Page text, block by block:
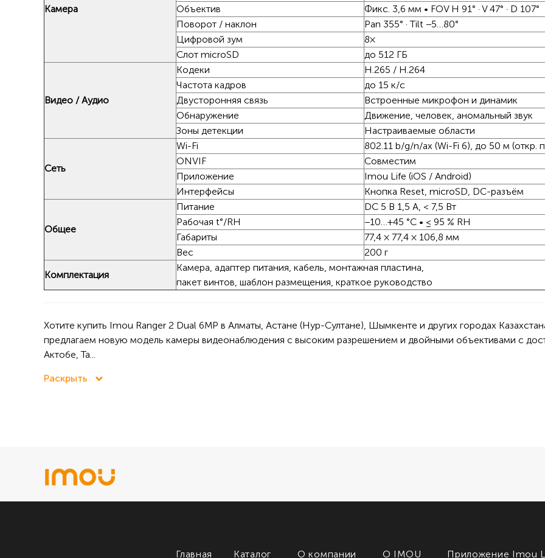
Камера
Объектив
Фикс. 3,6 мм • FOV H 91° · V 47° · D 107°
Поворот / наклон
Pan 355° · Tilt −5…80°
Цифровой зум
8×
Слот microSD
до 512 ГБ
Видео / Аудио
Кодеки
H.265 / H.264
Частота кадров
до 15 к/с
Двусторонняя связь
Встроенные микрофон и динамик
Обнаружение
Движение, человек, аномальный звук
Зоны детекции
Настраиваемые области
Сеть
Wi-Fi
802.11 b/g/n/ax (Wi-Fi 6), до 50 м (откр.
ONVIF
Совместим
Приложение
Imou Life (iOS / Android)
Интерфейсы
Кнопка Reset, microSD, DC-разъём
Общее
Питание
DC 5 В 1,5 А, < 7,5 Вт
Рабочая t°/RH
−10…+45 °C • ≤ 95 % RH
Габариты
77,4 × 77,4 × 106,8 мм
Вес
200 г
Комплектация
Камера, адаптер питания, кабель, монтажная пластина,
пакет винтов, шаблон размещения, краткое руководство
Хотите купить Imou Ranger 2 Dual 6MP в Алматы, Астане (Нур-Султане), Шымкенте и других городах
предлагаем новую модель камеры видеонаблюдения с высоким разрешением и двойными объективами с
Актобе, Та...
Раскрыть
Главная Каталог О компании О IMOU Приложение Imou